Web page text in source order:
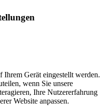
Gerät eingestellt werden.
wenn Sie unsere
Ihre Nutzererfahrung
Website anpassen.